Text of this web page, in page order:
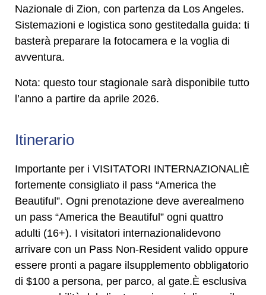
Nazionale di Zion, con partenza da Los Angeles.
Sistemazioni e logistica sono gestitedalla guida: ti
basterà preparare la fotocamera e la voglia di
avventura.
Nota: questo tour stagionale sarà disponibile tutto
l’anno a partire da aprile 2026.
Itinerario
Importante per i VISITATORI INTERNAZIONALIÈ
fortemente consigliato il pass “America the
Beautiful”. Ogni prenotazione deve averealmeno
un pass “America the Beautiful” ogni quattro
adulti (16+). I visitatori internazionalidevono
arrivare con un Pass Non-Resident valido oppure
essere pronti a pagare ilsupplemento obbligatorio
di $100 a persona, per parco, al gate.È esclusiva